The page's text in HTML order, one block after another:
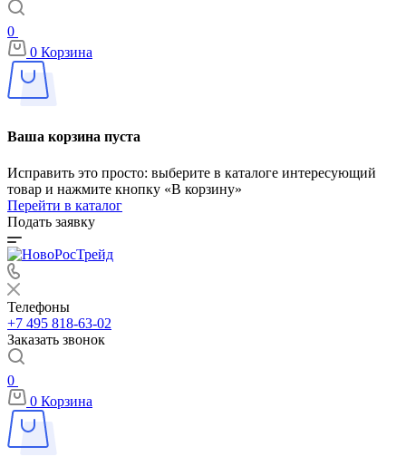
0
0 Корзина
Ваша корзина пуста
Исправить это просто: выберите в каталоге интересующий
товар и нажмите кнопку «В корзину»
Перейти в каталог
Подать заявку
Телефоны
+7 495 818-63-02
Заказать звонок
0
0 Корзина